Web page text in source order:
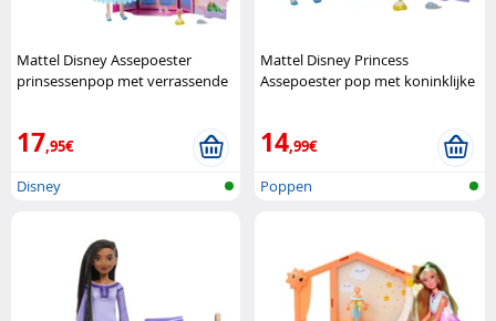
Mattel Disney Assepoester
prinsessenpop met verrassende
17,95€
Disney
Mattel Disney Princess
Assepoester pop met koninklijke
14,99€
Poppen